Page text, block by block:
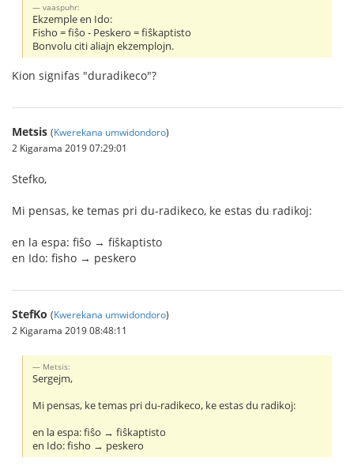
vaaspuhr:
Ekzemple en Ido:
Fisho = fiŝo - Peskero = fiŝkaptisto
Bonvolu citi aliajn ekzemplojn.
Kion signifas "duradikeco"?
Metsis (Kwerekana umwidondoro)
2 Kigarama 2019 07:29:01
Stefko,
Mi pensas, ke temas pri du-radikeco, ke estas du radikoj:
en la espa: fiŝo → fiŝkaptisto
en Ido: fisho → peskero
StefKo (Kwerekana umwidondoro)
2 Kigarama 2019 08:48:11
Metsis:
Sergejm,
Mi pensas, ke temas pri du-radikeco, ke estas du radikoj:
en la espa: fiŝo → fiŝkaptisto
en Ido: fisho → peskero